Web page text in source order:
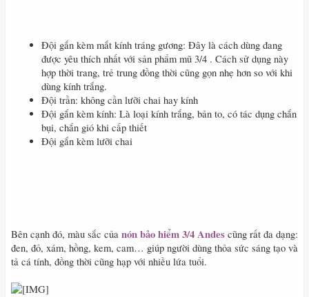
Đội gắn kèm mắt kính tráng gương: Đây là cách dùng đang
được yêu thích nhất với sản phẩm mũ 3/4 . Cách sử dụng này
hợp thời trang, trẻ trung đồng thời cũng gọn nhẹ hơn so với khi
dùng kính trắng.
Đội trần: không cần lưỡi chai hay kính
Đội gắn kèm kính: Là loại kính trắng, bản to, có tác dụng chắn
bụi, chắn gió khi cấp thiết
Đội gắn kèm lưỡi chai
Bên cạnh đó, màu sắc của nón bảo hiểm 3/4 Andes cũng rất đa dạng:
đen, đỏ, xám, hồng, kem, cam… giúp người dùng thỏa sức sáng tạo và
tả cá tính, đồng thời cũng hạp với nhiều lứa tuổi.